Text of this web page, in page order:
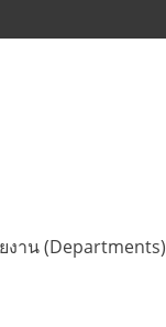
งาน (Departments)